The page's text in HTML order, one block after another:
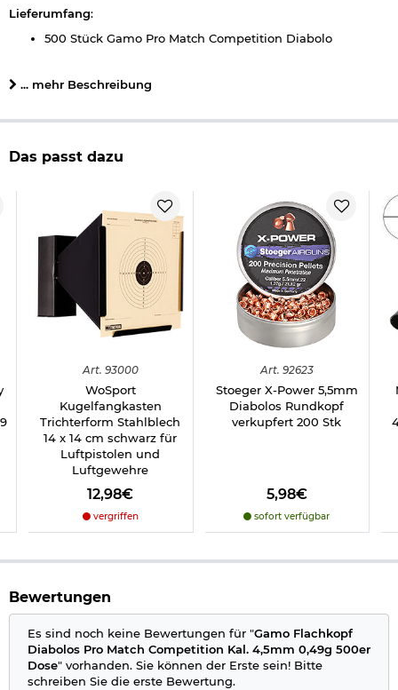
Lieferumfang:
500 Stück Gamo Pro Match Competition Diabolo
Details zu Gamo Pro Match Competition Diabolo Flachkopf:
mm Díabolo
Gewicht pro Diabolo: 0,49g/7,56gr
Form: Flachkopf
glatter Schaft
Material: Blei
Marke: Gamo
Herstellerinformationen
Verantwortliche Person für die EU
... mehr Beschreibung
Das passt dazu
Art. 93000
WoSport
Kugelfangkasten
Trichterform Stahlblech
14 x 14 cm schwarz für
Luftpistolen und
Luftgewehre
12,98€
vergriffen
Art. 92623
Stoeger X-Power 5,5mm
Diabolos Rundkopf
verkupfert 200 Stk
5,98€
sofort verfügbar
Bewertungen
Es sind noch keine Bewertungen für "Gamo Flachkopf
Diabolos Pro Match Competition Kal. 4,5mm 0,49g 500er
Dose" vorhanden. Sie können der Erste sein! Bitte
schreiben Sie die erste Bewertung.